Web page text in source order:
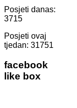
Posjeti danas:
3715
Posjeti ovaj
tjedan: 31751
facebook
like box